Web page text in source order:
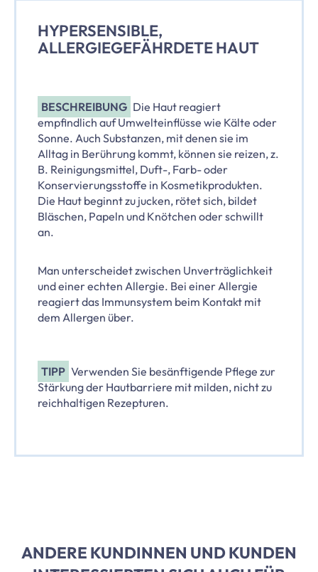
HYPERSENSIBLE,
ALLERGIEGEFÄHRDETE HAUT
BESCHREIBUNG Die Haut reagiert
empfindlich auf Umwelteinflüsse wie Kälte oder
Sonne. Auch Substanzen, mit denen sie im
Alltag in Berührung kommt, können sie reizen, z.
B. Reinigungsmittel, Duft-, Farb- oder
Konservierungsstoffe in Kosmetikprodukten.
Die Haut beginnt zu jucken, rötet sich, bildet
Bläschen, Papeln und Knötchen oder schwillt
an.
Man unterscheidet zwischen Unverträglichkeit
und einer echten Allergie. Bei einer Allergie
reagiert das Immunsystem beim Kontakt mit
dem Allergen über.
TIPP Verwenden Sie besänftigende Pflege zur
Stärkung der Hautbarriere mit milden, nicht zu
reichhaltigen Rezepturen.
ANDERE KUNDINNEN UND KUNDEN